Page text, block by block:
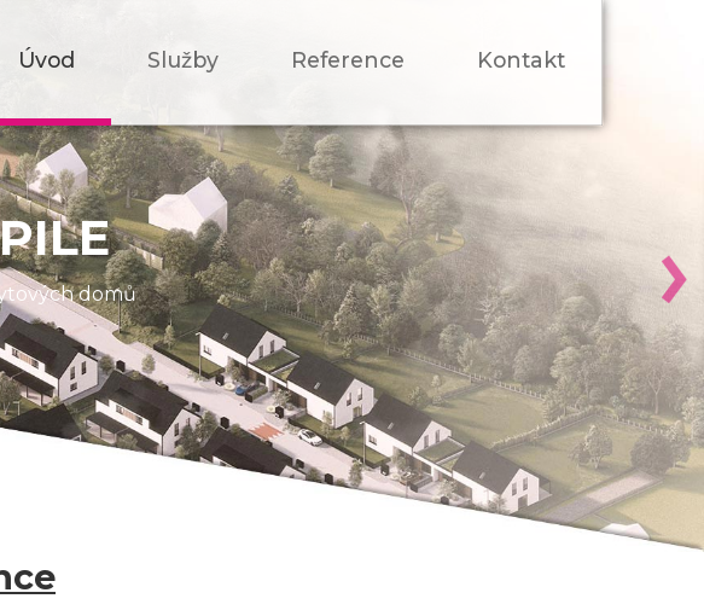
domů
Kontakt
Reference
Služby
Úvod